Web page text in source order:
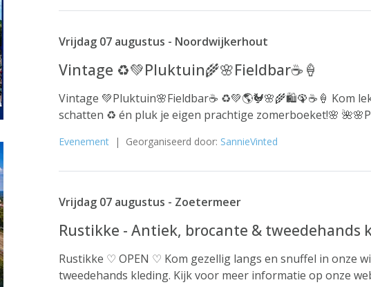
Vrijdag 07 augustus - Noordwijkerhout
Vintage ♻️💚Pluktuin🌾🌸Fieldbar☕️🍦
Vintage 💚Pluktuin🌸Fieldbar☕️ ♻️💚🌎🐓🌸🌾🛍️🦚☕️🍦 Kom
schatten ♻️ én pluk je eigen prachtige zomerboeket!🌸
Evenement | Georganiseerd door: SannieVinted
Vrijdag 07 augustus - Zoetermeer
Rustikke - Antiek, brocante & tweedehands
Rustikke ♡ OPEN ♡ Kom gezellig langs en snuffel in onze
tweedehands kleding. Kijk voor meer informatie op onze